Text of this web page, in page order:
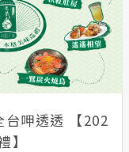
呷透透 【202
】